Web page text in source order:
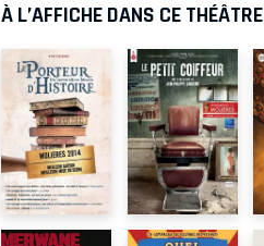
À L’AFFICHE DANS CE THÉÂTRE